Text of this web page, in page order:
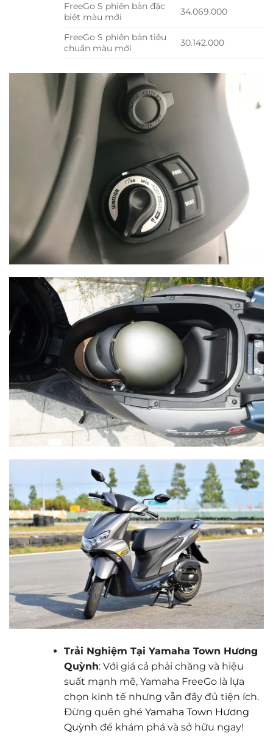
FreeGo S phiên bản đặc
biệt màu mới
34.069.000
FreeGo S phiên bản tiêu
chuẩn màu mới
30.142.000
Trải Nghiệm Tại Yamaha Town Hương
Quỳnh: Với giá cả phải chăng và hiệu
suất mạnh mẽ, Yamaha FreeGo là lựa
chọn kinh tế nhưng vẫn đầy đủ tiện ích.
Đừng quên ghé Yamaha Town Hương
Quỳnh để khám phá và sở hữu ngay!